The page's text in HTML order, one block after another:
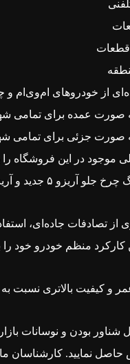
از خودروهای ام‌وی‌ام و
عمده برای تمامی
جزئی برای تمامی
موجود در این فروشگاه را
آریزو ۶پرو را با ضمانت اصالت کالا از کارشناسان فروش با تجربه و متخصص ما دریافت کنید.
از تصادفات جاده‌ای،
کارکرد منظم خودرو خود را
کیفیت بالاتری نسبت به
شناور بودن و نوسانات
حاصل نمایید. کارشناسان